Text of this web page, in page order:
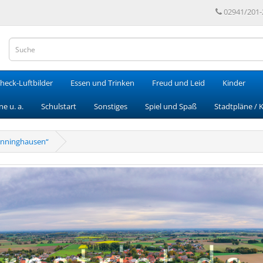
02941/
Luftbilder Essen und Trinken Freud und Leid Kinder
u. a. Schulstart Sonstiges Spiel und Spaß Stadtpläne /